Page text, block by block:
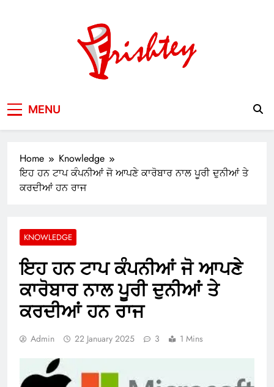
MENU
Home
Knowledge
ਇਹ ਹਨ ਟਾਪ ਕੰਪਨੀਆਂ ਜੋ ਆਪਣੇ ਕਾਰੋਬਾਰ ਨਾਲ ਪੂਰੀ ਦੁਨੀਆਂ ਤੇ
ਕਰਦੀਆਂ ਹਨ ਰਾਜ
KNOWLEDGE
ਇਹ ਹਨ ਟਾਪ ਕੰਪਨੀਆਂ ਜੋ ਆਪਣੇ
ਕਾਰੋਬਾਰ ਨਾਲ ਪੂਰੀ ਦੁਨੀਆਂ ਤੇ
ਕਰਦੀਆਂ ਹਨ ਰਾਜ
Admin 22 January 2025 3 1 Mins